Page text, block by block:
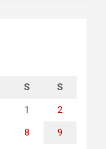
S S
1 2
8 9